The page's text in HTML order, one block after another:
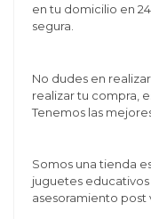
en tu domicilio en
segura.
No dudes en
realizar tu compra,
Tenemos las
Somos una tienda
juguetes
asesoramiento